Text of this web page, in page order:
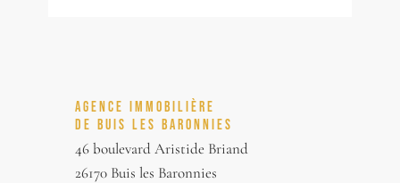
AGENCE IMMOBILIÈRE
DE BUIS LES BARONNIES
46 boulevard Aristide Briand
26170 Buis les Baronnies